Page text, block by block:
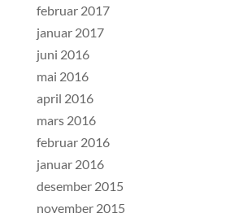
februar 2017
januar 2017
juni 2016
mai 2016
april 2016
mars 2016
februar 2016
januar 2016
desember 2015
november 2015